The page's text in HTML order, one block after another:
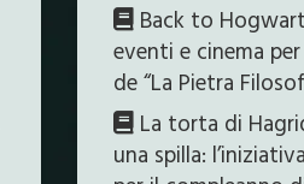
Back to
eventi e cinema
de “La Pietra
La torta di
una spilla: